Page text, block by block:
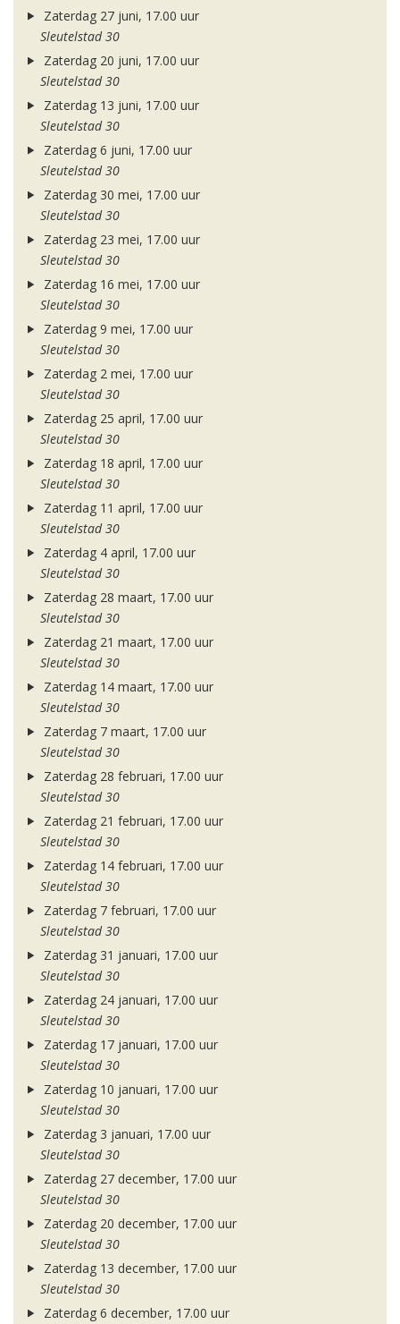
Zaterdag 27 juni, 17.00 uur
Sleutelstad 30
Zaterdag 20 juni, 17.00 uur
Sleutelstad 30
Zaterdag 13 juni, 17.00 uur
Sleutelstad 30
Zaterdag 6 juni, 17.00 uur
Sleutelstad 30
Zaterdag 30 mei, 17.00 uur
Sleutelstad 30
Zaterdag 23 mei, 17.00 uur
Sleutelstad 30
Zaterdag 16 mei, 17.00 uur
Sleutelstad 30
Zaterdag 9 mei, 17.00 uur
Sleutelstad 30
Zaterdag 2 mei, 17.00 uur
Sleutelstad 30
Zaterdag 25 april, 17.00 uur
Sleutelstad 30
Zaterdag 18 april, 17.00 uur
Sleutelstad 30
Zaterdag 11 april, 17.00 uur
Sleutelstad 30
Zaterdag 4 april, 17.00 uur
Sleutelstad 30
Zaterdag 28 maart, 17.00 uur
Sleutelstad 30
Zaterdag 21 maart, 17.00 uur
Sleutelstad 30
Zaterdag 14 maart, 17.00 uur
Sleutelstad 30
Zaterdag 7 maart, 17.00 uur
Sleutelstad 30
Zaterdag 28 februari, 17.00 uur
Sleutelstad 30
Zaterdag 21 februari, 17.00 uur
Sleutelstad 30
Zaterdag 14 februari, 17.00 uur
Sleutelstad 30
Zaterdag 7 februari, 17.00 uur
Sleutelstad 30
Zaterdag 31 januari, 17.00 uur
Sleutelstad 30
Zaterdag 24 januari, 17.00 uur
Sleutelstad 30
Zaterdag 17 januari, 17.00 uur
Sleutelstad 30
Zaterdag 10 januari, 17.00 uur
Sleutelstad 30
Zaterdag 3 januari, 17.00 uur
Sleutelstad 30
Zaterdag 27 december, 17.00 uur
Sleutelstad 30
Zaterdag 20 december, 17.00 uur
Sleutelstad 30
Zaterdag 13 december, 17.00 uur
Sleutelstad 30
Zaterdag 6 december, 17.00 uur